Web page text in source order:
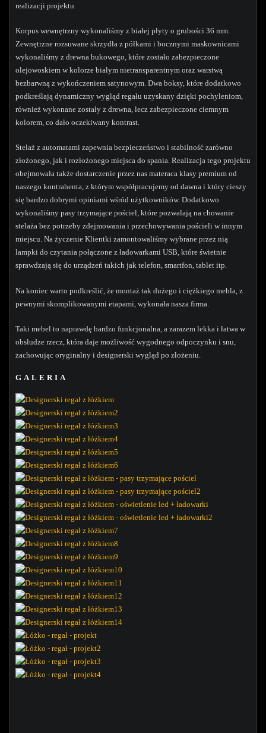
realizacji projektu.
Korpus wewnętrzny wykonaliśmy z białej płyty o grubości 36 mm.
Zewnętrzne rozsuwane skrzydła z półkami i bocznymi maskownicami
wykonaliśmy z drewna bukowego, które zostało zabezpieczone
olejowoskiem w kolorze białym nietransparentnym oraz warstwą
bezbarwną z wykończeniem satynowym. Dwa boksy, które dodatkowo
podkreślają dynamiczny wygląd regału uzyskany dzięki pochyleniom,
również wykonane zostały z drewna, lecz zabezpieczone ciemnym
kolorem, co dało oczekiwany kontrast.
Stelaż z automatami zapewnia bezpieczeństwo i stabilność zarówno
złożonego, jak i rozłożonego miejsca do spania. Realizacja tego projektu
obejmowała także dostarczenie przez nas materaca klasy premium od
naszego kontrahenta, z którym współpracujemy od dawna i który cieszy
się bardzo dobrymi opiniami wśród użytkowników. Dodatkowo
wykonaliśmy pasy trzymające pościel, które pozwalają na chowanie
stelaża bez potrzeby zdejmowania i przechowywania pościeli w innym
miejscu. Na życzenie Klientki zamontowaliśmy wybrane przez nią
lampki do czytania połączone z ładowarkami USB, które świetnie
sprawdzają się do urządzeń takich jak telefon, smartfon, tablet itp.
Na koniec warto podkreślić, że montaż tak dużego i ciężkiego mebla, z
pewnymi skomplikowanymi etapami, wykonała nasza firma.
Taki mebel to naprawdę bardzo funkcjonalna, a zarazem lekka i łatwa w
obsłudze rzecz, która daje możliwość wygodnego odpoczynku i snu,
zachowując oryginalny i designerski wygląd po złożeniu.
GALERIA